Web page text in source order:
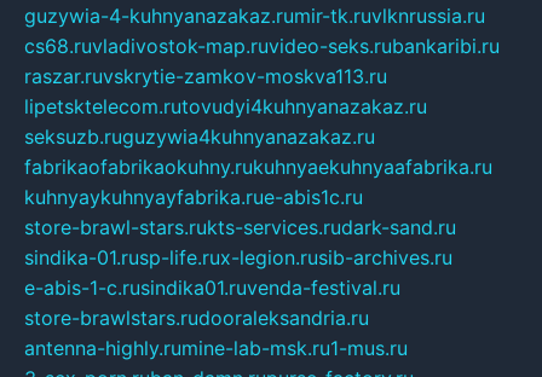
guzywia-4-kuhnyanazakaz.rumir-tk.ruvlknrussia.ru
cs68.ruvladivostok-map.ruvideo-seks.rubankaribi.ru
raszar.ruvskrytie-zamkov-moskva113.ru
lipetsktelecom.rutovudyi4kuhnyanazakaz.ru
seksuzb.ruguzywia4kuhnyanazakaz.ru
fabrikaofabrikaokuhny.rukuhnyaekuhnyaafabrika.ru
kuhnyaykuhnyayfabrika.rue-abis1c.ru
store-brawl-stars.rukts-services.rudark-sand.ru
sindika-01.rusp-life.rux-legion.rusib-archives.ru
e-abis-1-c.rusindika01.ruvenda-festival.ru
store-brawlstars.rudooraleksandria.ru
antenna-highly.rumine-lab-msk.ru1-mus.ru